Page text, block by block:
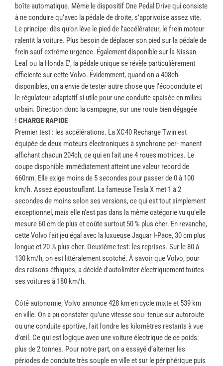
boîte automatique. Même le dispositif One Pedal Drive qui consiste
à ne conduire qu’avec la pédale de droite, s’apprivoise assez vite.
Le principe: dès qu’on lève le pied de l’accélérateur, le frein moteur
ralentit la voiture. Plus besoin de déplacer son pied sur la pédale de
frein sauf extrême urgence. Également disponible sur la Nissan
Leaf ou la Honda E’, la pédale unique se révèle particulièrement
efficiente sur cette Volvo. Évidemment, quand on a 408ch
disponibles, on a envie de tester autre chose que l’écoconduite et
le régulateur adaptatif si utile pour une conduite apaisée en milieu
urbain. Direction donc la campagne, sur une route bien dégagée
! CHARGE RAPIDE
Premier test : les accélérations. La XC40 Recharge Twin est
équipée de deux moteurs électroniques à synchrone per- manent
affichant chacun 204ch, ce qui en fait une 4 roues motrices. Le
coupe disponible immédiatement atteint une valeur record de
660nm. Elle exige moins de 5 secondes pour passer de 0 à 100
km/h. Assez époustouflant. La fameuse Tesla X met 1 à 2
secondes de moins selon ses versions, ce qui est tout simplement
exceptionnel, mais elle n’est pas dans la même catégorie vu qu’elle
mesure 60 cm de plus et coûte surtout 50 % plus cher. En revanche,
cette Volvo fait jeu égal avec la luxueuse Jaguar I-Pace, 30 cm plus
longue et 20 % plus cher. Deuxième test: les reprises. Sur le 80 à
130 km/h, on est littéralement scotché. À savoir que Volvo, pour
des raisons éthiques, a décidé d’autolimiter électriquement toutes
ses voitures à 180 km/h.
Côté autonomie, Volvo annonce 428 km en cycle mixte et 539 km
en ville. On a pu constater qu’une vitesse sou- tenue sur autoroute
ou une conduite sportive, fait fondre les kilomètres restants à vue
d’œil. Ce qui est logique avec une voiture électrique de ce poids:
plus de 2 tonnes. Pour notre part, on a essayé d’alterner les
périodes de conduite très souple en ville et sur le périphérique puis